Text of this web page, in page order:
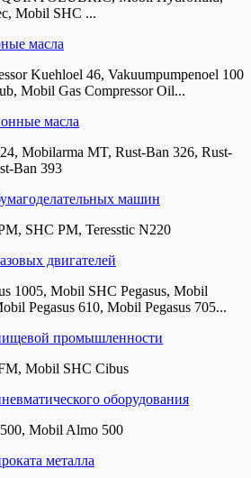
Mobil SHC ...
масла
Kuehloel 46, Vakuumpumpenoel 100
Mobil Gas Compressor Oil...
масла
Mobilarma MT, Rust-Ban 326, Rust-
Ban 393
машин
SHC PM, Teresstic N220
двигателей
1005, Mobil SHC Pegasus, Mobil
Pegasus 610, Mobil Pegasus 705...
промышленности
Mobil SHC Cibus
оборудования
Mobil Almo 500
металла